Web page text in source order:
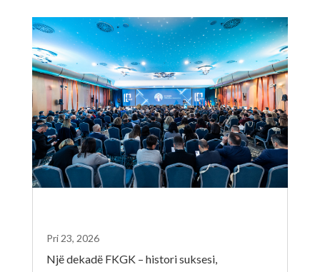
Një dekadë FKGK – histori suksesi,
Pri 23, 2026